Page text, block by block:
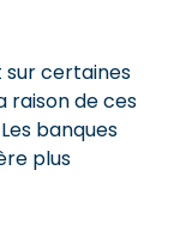
sur certaines
raison de ces
banques
plus